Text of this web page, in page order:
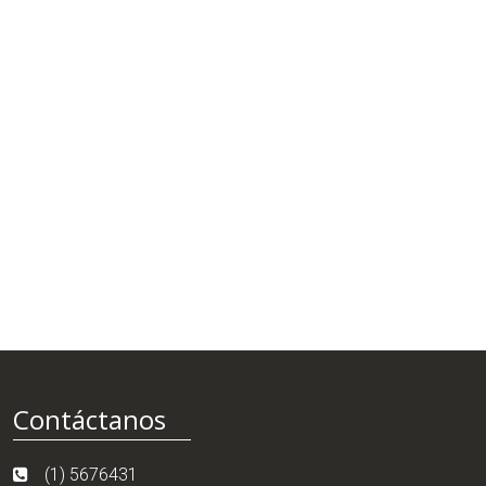
Contáctanos
(1) 5676431